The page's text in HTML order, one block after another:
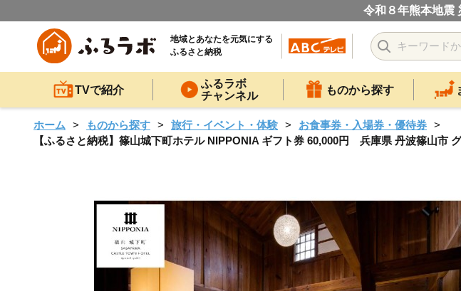
令和８年熊本地震
地域とあなたを元気にする
ふるさと納税
TVで紹介
ふるラボ
チャンネル
ものから探す
ホーム ものから探す 旅行・イベント・体験
お食事券・入場券・優待券
【ふるさと納税】篠山城下町ホテル NIPPONIA ギフト券 60,000円 兵庫県 丹波篠山市